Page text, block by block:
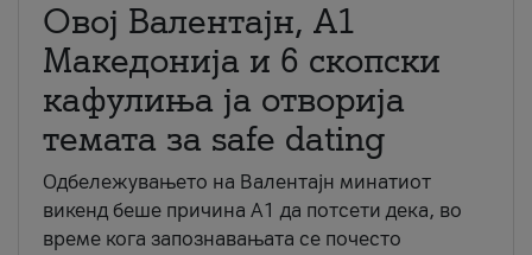
Овој Валентајн, A1
Македонија и 6 скопски
кафулиња ја отворија
темата за safe dating
Одбележувањето на Валентајн минатиот
викенд беше причина А1 да потсети дека, во
време кога запознавањата се почесто